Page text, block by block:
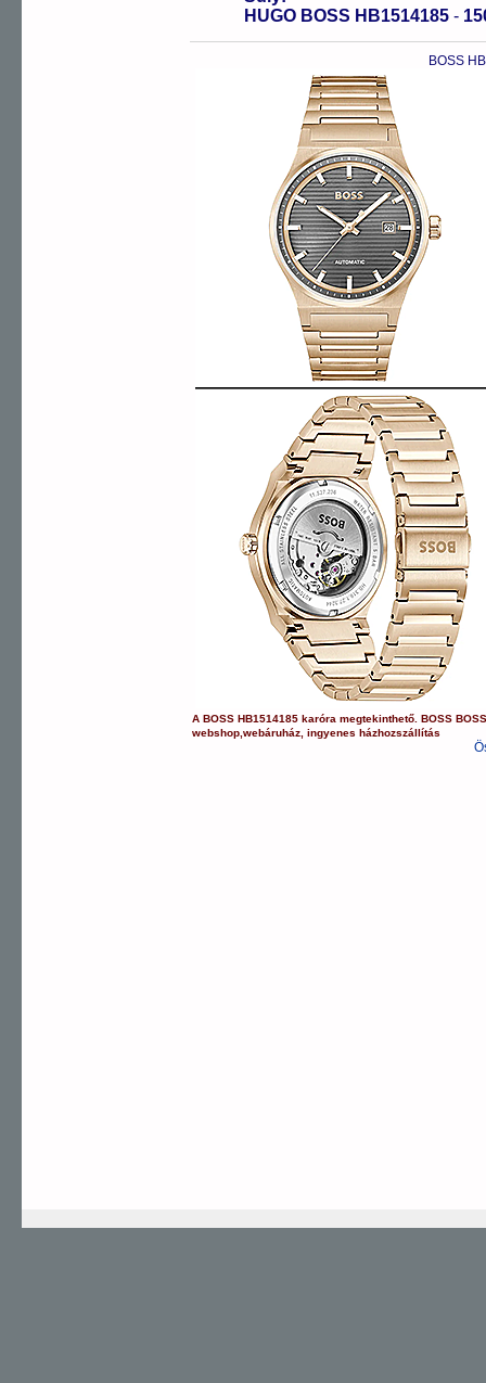
HUGO BOSS HB1514185 -
BOSS
ABOSS HB1514185 karóra megtekinthető.BOSS
webshop ,webáruház ,ingyenes házhozszállítás